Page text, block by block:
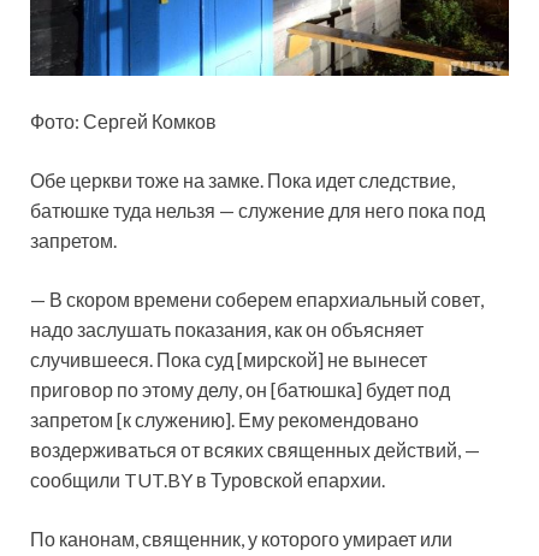
Фото: Сергей Комков
Обе церкви тоже на замке. Пока идет следствие,
батюшке туда нельзя — служение для него пока под
запретом.
— В скором времени соберем епархиальный совет,
надо заслушать показания, как он объясняет
случившееся. Пока суд [мирской] не вынесет
приговор по этому делу, он [батюшка] будет под
запретом [к служению]. Ему рекомендовано
воздерживаться от всяких священных действий, —
сообщили TUT.BY в Туровской епархии.
По канонам, священник, у которого умирает или